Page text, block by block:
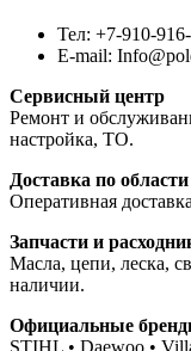
Тел: +7-910-
E-mail:
Сервисный центр
Ремонт и
настройка, ТО.
Доставка по области
Оперативная
Запчасти и
Масла, цепи, леска,
наличии.
Официальные
STIHL • Daewoo •